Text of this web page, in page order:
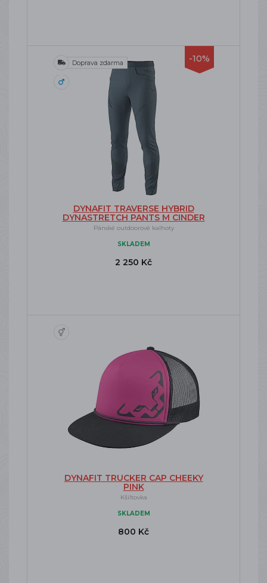
-10%
Doprava zdarma
DYNAFIT TRAVERSE HYBRID
DYNASTRETCH PANTS M CINDER
Pánské outdoorové kalhoty
SKLADEM
2 250 Kč
DYNAFIT TRUCKER CAP CHEEKY
PINK
Kšiltovka
SKLADEM
800 Kč